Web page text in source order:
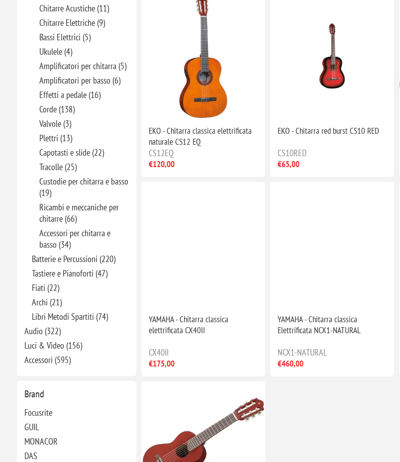
Chitarre Acustiche (11)
Chitarre Elettriche (9)
Bassi Elettrici (5)
Ukulele (4)
Amplificatori per chitarra (5)
Amplificatori per basso (6)
Effetti a pedale (16)
Corde (138)
Valvole (3)
Plettri (13)
Capotasti e slide (22)
Tracolle (25)
Custodie per chitarra e basso
(19)
Ricambi e meccaniche per
chitarre (66)
Accessori per chitarra e
basso (34)
Batterie e Percussioni (220)
Tastiere e Pianoforti (47)
Fiati (22)
Archi (21)
Libri Metodi Spartiti (74)
Audio (322)
Luci & Video (156)
Accessori (595)
Brand
Focusrite
GUIL
MONACOR
DAS
EKO - Chitarra classica elettrificata
naturale CS12 EQ
CS12EQ
€120,00
EKO - Chitarra red burst CS10 RED
CS10RED
€65,00
YAMAHA - Chitarra classica
elettrificata CX40II
CX40II
€175,00
YAMAHA - Chitarra classica
Elettrificata NCX1-NATURAL
NCX1-NATURAL
€460,00